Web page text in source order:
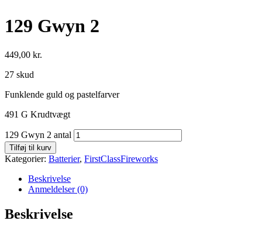
129 Gwyn 2
449,00 kr.
27 skud
Funklende guld og pastelfarver
491 G Krudtvægt
129 Gwyn 2 antal
Tilføj til kurv
Kategorier: Batterier, FirstClassFireworks
Beskrivelse
Anmeldelser (0)
Beskrivelse